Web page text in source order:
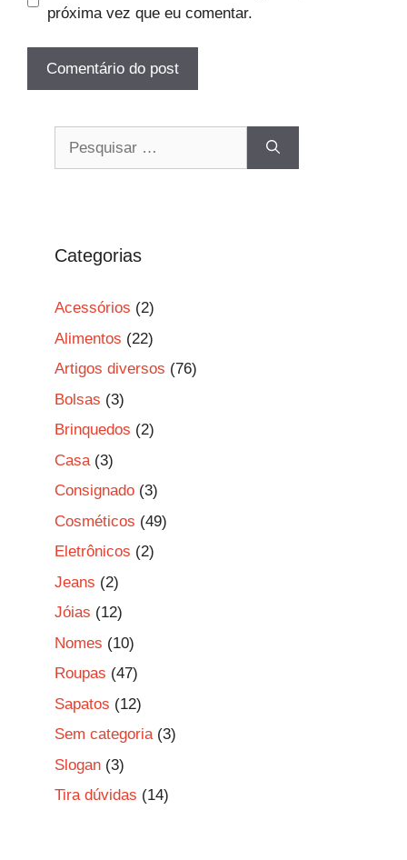
próxima vez que eu comentar.
Categorias
Acessórios (2)
Alimentos (22)
Artigos diversos (76)
Bolsas (3)
Brinquedos (2)
Casa (3)
Consignado (3)
Cosméticos (49)
Eletrônicos (2)
Jeans (2)
Jóias (12)
Nomes (10)
Roupas (47)
Sapatos (12)
Sem categoria(3)
Slogan (3)
Tira dúvidas (14)